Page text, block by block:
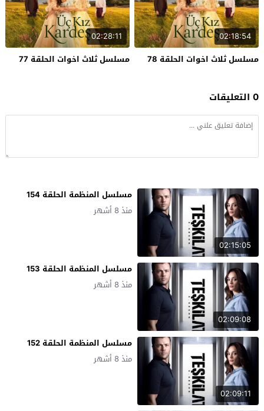
02:18:54
مسلسل ثلاث اخوات الحلقة 78
02:28:11
مسلسل ثلاث اخوات الحلقة 77
0 التعليقات
02:15:05
مسلسل المنظمة الحلقة 154
منذ 8 أشهر
02:09:08
مسلسل المنظمة الحلقة 153
منذ 8 أشهر
02:09:11
مسلسل المنظمة الحلقة 152
منذ 8 أشهر